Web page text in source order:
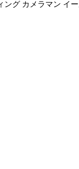
ング カメラマン